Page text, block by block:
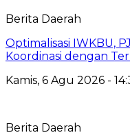
Berita Daerah
Optimalisasi IWKBU,
Koordinasi dengan
Kamis, 6 Agu 2026 -
Berita Daerah